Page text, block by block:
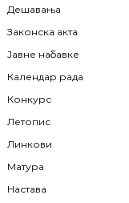
Дешавања
Законска акта
Јавне набавке
Календар рада
Конкурс
Летопис
Линкови
Матура
Настава